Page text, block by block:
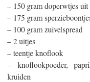
– 150 gram doperwtjes
– 175 gram
– 100 gram zuivelspread
– 2 uitjes
– teentje knoflook
– knoflookpoeder,
kruiden